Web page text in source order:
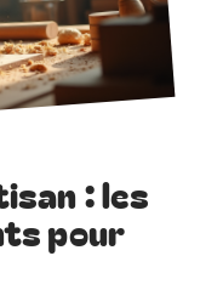
: les
pour